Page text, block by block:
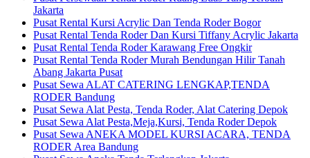
Jakarta
Pusat Rental Kursi Acrylic Dan Tenda Roder Bogor
Pusat Rental Tenda Roder Dan Kursi Tiffany Acrylic Jakarta
Pusat Rental Tenda Roder Karawang Free Ongkir
Pusat Rental Tenda Roder Murah Bendungan Hilir Tanah
Abang Jakarta Pusat
Pusat Sewa ALAT CATERING LENGKAP,TENDA
RODER Bandung
Pusat Sewa Alat Pesta, Tenda Roder, Alat Catering Depok
Pusat Sewa Alat Pesta,Meja,Kursi, Tenda Roder Depok
Pusat Sewa ANEKA MODEL KURSI ACARA, TENDA
RODER Area Bandung